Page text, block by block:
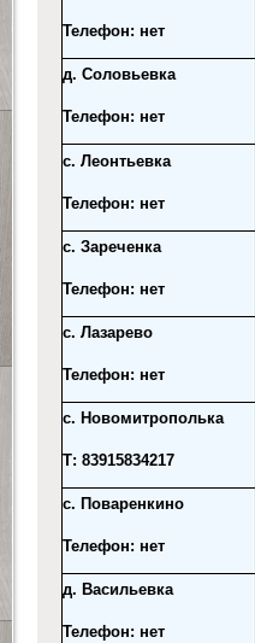
Телефон: нет
д. Соловьевка
Телефон: нет
с. Леонтьевка
Телефон: нет
с. Зареченка
Телефон: нет
с. Лазарево
Телефон: нет
с. Новомитрополька
Т: 83915834217
с. Поваренкино
Телефон: нет
д. Васильевка
Телефон: нет